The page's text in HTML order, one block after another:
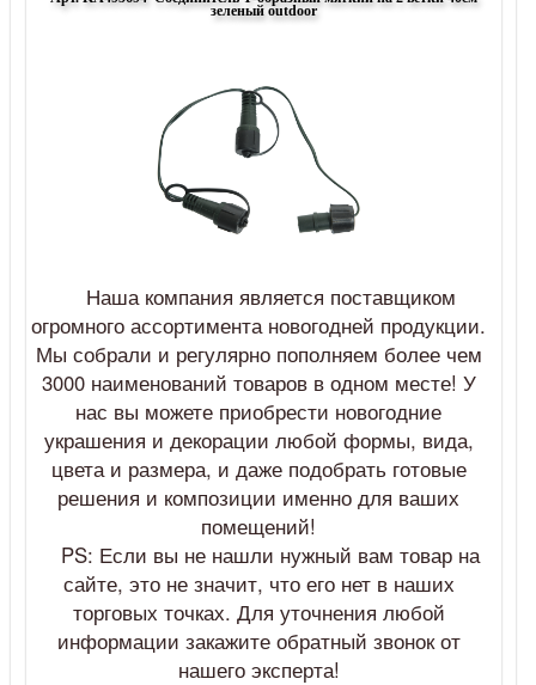
зеленый outdoor
Наша компания является поставщиком
огромного ассортимента новогодней продукции.
Мы собрали и регулярно пополняем более чем
3000 наименований товаров в одном месте! У
нас вы можете приобрести новогодние
украшения и декорации любой формы, вида,
цвета и размера, и даже подобрать готовые
решения и композиции именно для ваших
помещений!
PS: Если вы не нашли нужный вам товар на
сайте, это не значит, что его нет в наших
торговых точках. Для уточнения любой
информации закажите обратный звонок от
нашего эксперта!